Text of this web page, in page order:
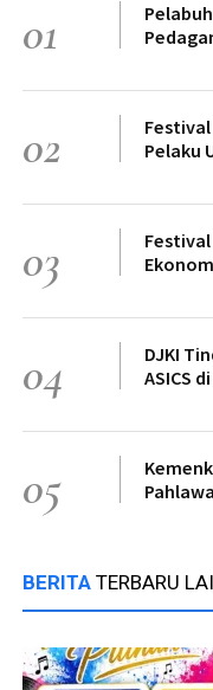
01
02
Pelaku
03
04
DJKI
ASICS
05
BERITA TERBARU